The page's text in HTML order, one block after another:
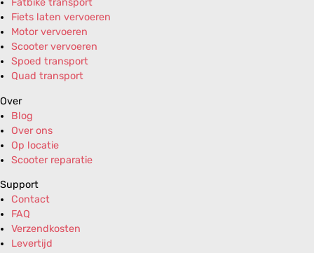
Fatbike transport
Fiets laten vervoeren
Motor vervoeren
Scooter vervoeren
Spoed transport
Quad transport
Over
Blog
Over ons
Op locatie
Scooter reparatie
Support
Contact
FAQ
Verzendkosten
Levertijd